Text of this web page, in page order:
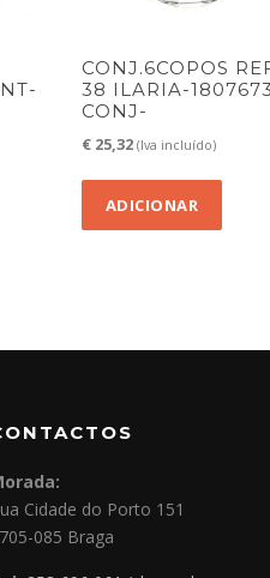
CONJ.6COPOS
38 ILARIA-
CONJ-
€25,32 (Iva incluído)
ADICIONAR
Cidade do Porto 151
085 Braga